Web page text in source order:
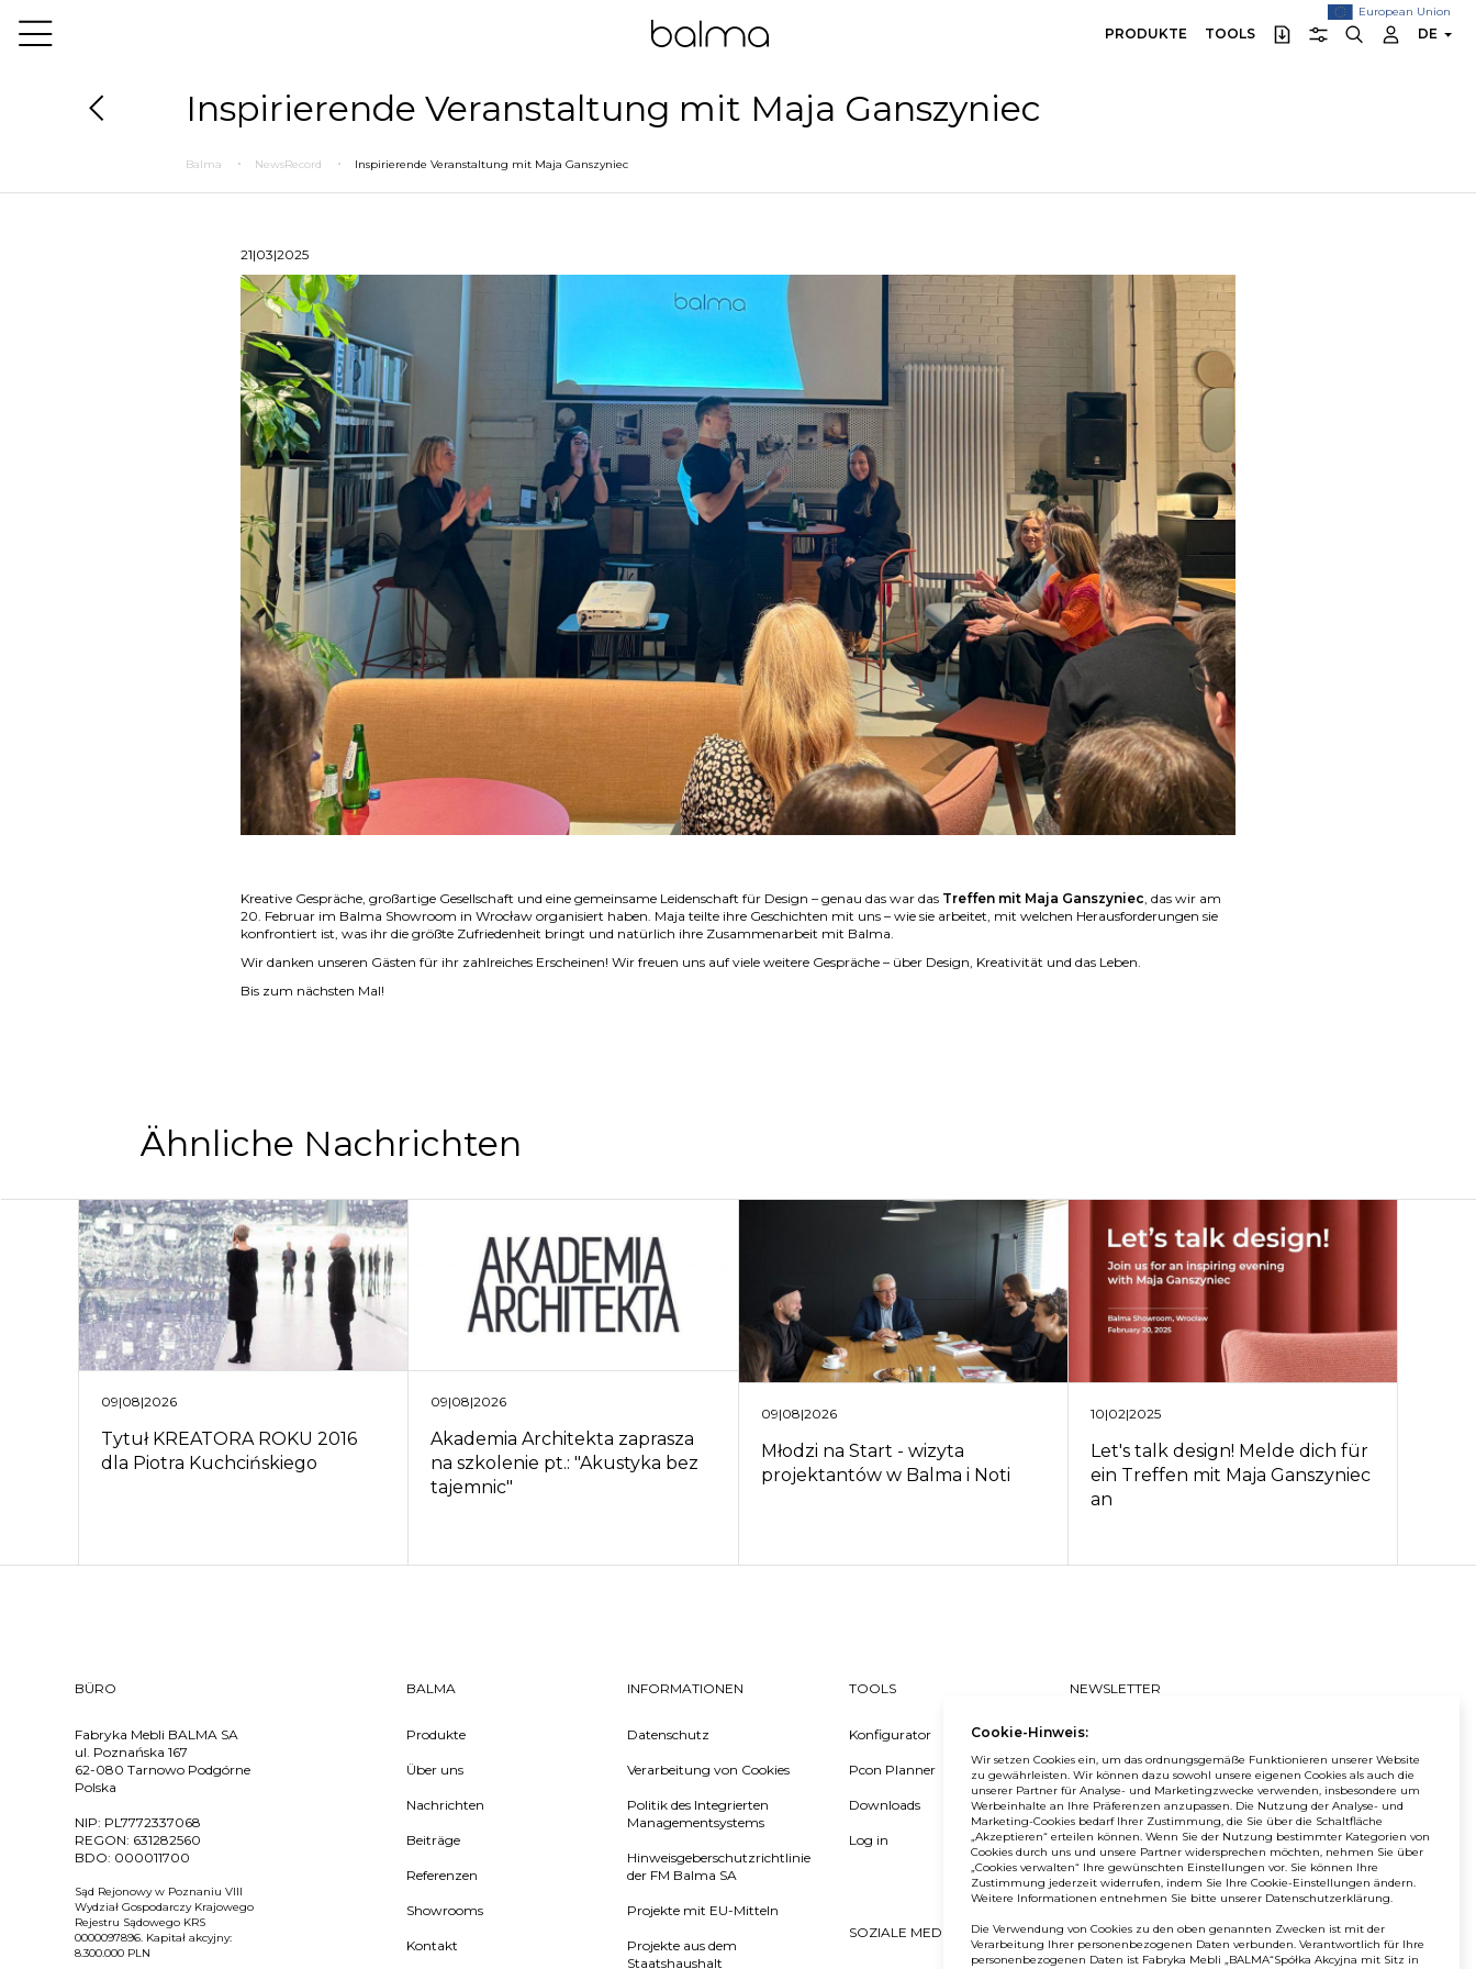
European Union
PRODUKTE TOOLS DE
Inspirierende Veranstaltung mit Maja Ganszyniec
Balma NewsRecord Inspirierende Veranstaltung mit Maja Ganszyniec
21|03|2025
Zurück Weiter
Kreative Gespräche, großartige Gesellschaft und eine gemeinsame Leidenschaft für Design – genau das war das Treffen mit Maja Ganszyniec , das wir am
20. Februar im Balma Showroom in Wrocław organisiert haben. Maja teilte ihre Geschichten mit uns – wie sie arbeitet, mit welchen Herausforderungen sie
konfrontiert ist, was ihr die größte Zufriedenheit bringt und natürlich ihre Zusammenarbeit mit Balma.
Wir danken unseren Gästen für ihr zahlreiches Erscheinen! Wir freuen uns auf viele weitere Gespräche – über Design, Kreativität und das Leben.
Bis zum nächsten Mal!
Ähnliche Nachrichten
09|08|2026
Tytuł KREATORA ROKU 2016
dla Piotra Kuchcińskiego
09|08|2026
Akademia Architekta zaprasza
na szkolenie pt.: "Akustyka bez
tajemnic"
09|08|2026
Młodzi na Start - wizyta
projektantów w Balma i Noti
10|02|2025
Let's talk design! Melde dich für
ein Treffen mit Maja Ganszyniec
an
BÜRO
Fabryka Mebli BALMA SA
ul. Poznańska 167
62-080 Tarnowo Podgórne
Polska
NIP: PL7772337068
REGON: 631282560
BDO: 000011700
Sąd Rejonowy w Poznaniu VIII
Wydział Gospodarczy Krajowego
Rejestru Sądowego KRS
0000097896. Kapitał akcyjny:
8.300.000 PLN
BALMA
Produkte
Über uns
Nachrichten
Beiträge
Referenzen
Showrooms
Kontakt
INFORMATIONEN
Datenschutz
Verarbeitung von Cookies
Politik des Integrierten
Managementsystems
Hinweisgeberschutzrichtlinie
der FM Balma SA
Projekte mit EU-Mitteln
Projekte aus dem
Staatshaushalt
TOOLS
Konfigurator
Pcon Planner
Downloads
Log in
SOZIALE MEDIEN
NEWSLETTER
Wenn Sie als Erster über Neuigkeiten bei
Balma informiert werden möchten,
abonnieren Sie unseren #nospam Newsletter!
ANMELDEN
© Balma. Alle Rechte vorbehalten.
Cookie-Hinweis:
Wir setzen Cookies ein, um das ordnungsgemäße Funktionieren unserer Website
zu gewährleisten. Wir können dazu sowohl unsere eigenen Cookies als auch die
unserer Partner für Analyse- und Marketingzwecke verwenden, insbesondere um
Werbeinhalte an Ihre Präferenzen anzupassen. Die Nutzung der Analyse- und
Marketing-Cookies bedarf Ihrer Zustimmung, die Sie über die Schaltfläche
„Akzeptieren“ erteilen können. Wenn Sie der Nutzung bestimmter Kategorien von
Cookies durch uns und unsere Partner widersprechen möchten, nehmen Sie über
„Cookies verwalten“ Ihre gewünschten Einstellungen vor. Sie können Ihre
Zustimmung jederzeit widerrufen, indem Sie Ihre Cookie-Einstellungen ändern.
Weitere Informationen entnehmen Sie bitte unserer Datenschutzerklärung.
Die Verwendung von Cookies zu den oben genannten Zwecken ist mit der
Verarbeitung Ihrer personenbezogenen Daten verbunden. Verantwortlich für Ihre
personenbezogenen Daten ist Fabryka Mebli „BALMA“Spółka Akcyjna mit Sitz in